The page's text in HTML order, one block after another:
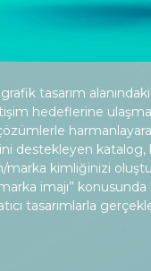
grafik tasarım
hedeflerine
çözümlerle
destekleyen
kimliğinizi
imajı”
tasarımlarla